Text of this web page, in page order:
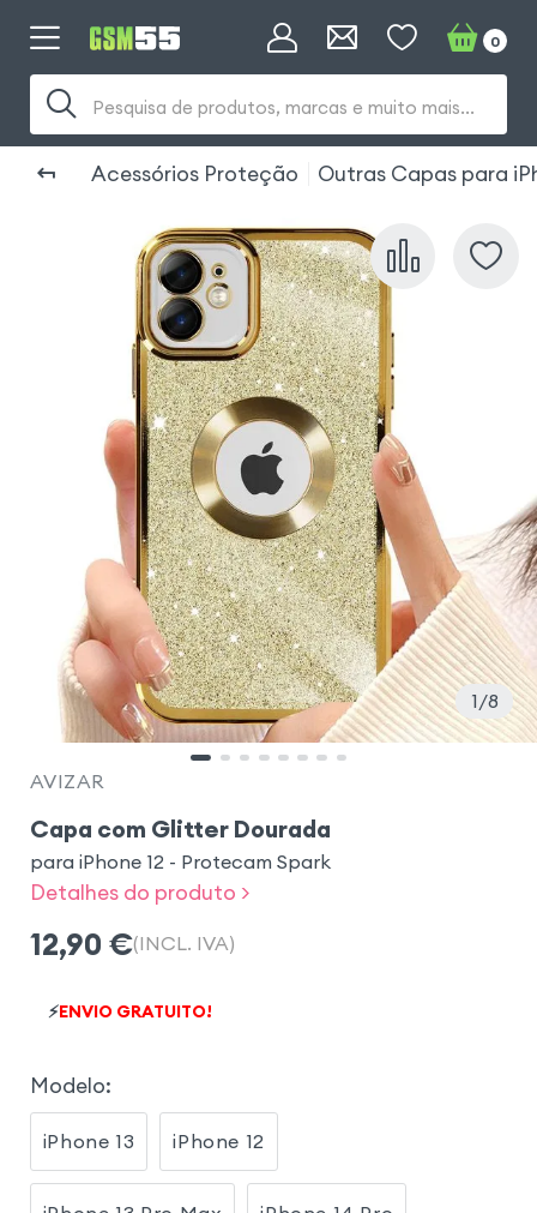
Pesquisa de produtos, marcas e muito mais...
0
Acessórios Proteção Outras Capas para
1 8
AVIZAR
Capa com Glitter Dourada
para iPhone 12 - Protecam Spark
Detalhes do produto >
12,90 €(INCL. IVA)
⚡ENVIO GRATUITO!
Modelo:
iPhone 13 iPhone 12